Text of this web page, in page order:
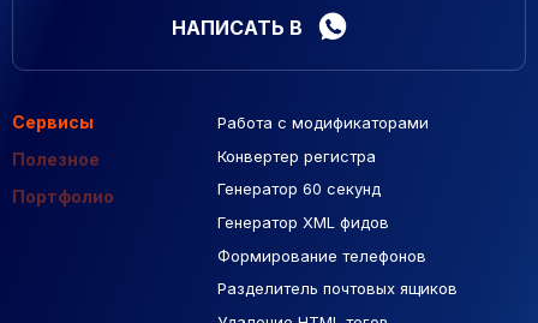
НАПИСАТЬ В
Сервисы
Полезное
Портфолио
Работа с модификаторами
Конвертер регистра
Генератор 60 секунд
Генератор XML фидов
Формирование телефонов
Разделитель почтовых ящиков
Подборка сайтов
Макеты Figma
База Яндекс Карты
РСЯ площадки
Созданные сайты
Контекстная реклама